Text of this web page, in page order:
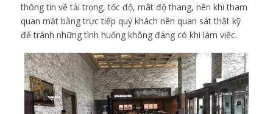
thông tin về tải trọng, tốc độ, mât độ thang, nên khi tham
quan mặt bằng trực tiếp quý khách nên quan sát thật kỹ
để tránh những tình huống không đáng có khi làm việc.